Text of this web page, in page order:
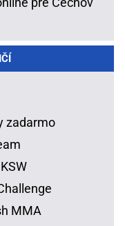
zadarmo
MMA